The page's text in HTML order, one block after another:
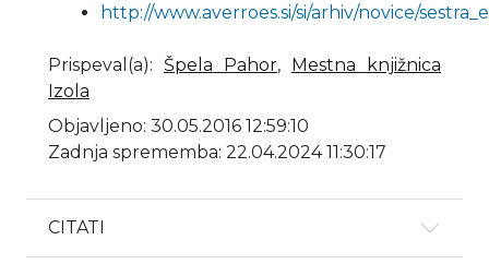
http://www.averroes.si/si/arhiv/novice/
Prispeval(a): Špela Pahor, Mestna knjižnica
Izola
Objavljeno: 30.05.2016 12:59:10
Zadnja sprememba: 22.04.2024 11:30:17
CITATI